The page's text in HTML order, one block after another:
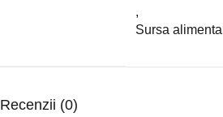
,
Sursa
Recenzii (0)